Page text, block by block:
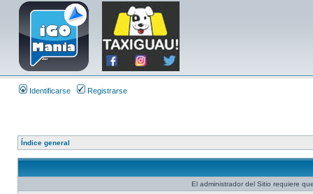
Identificarse Registrarse
Índice general
El administrador del Sitio requiere